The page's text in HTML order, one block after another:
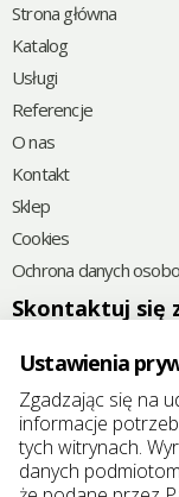
Strona główna
Katalog
Usługi
Referencje
O nas
Kontakt
Sklep
Cookies
Ochrona danych
Skontaktuj się
+48785 592 382
@
Chróścina 6D
49-345 Chróścina-
Ustawienia
Zgadzając się na
informacje
tych witrynach.
danych